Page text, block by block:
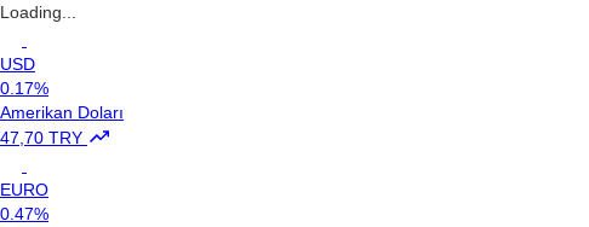
Loading...
USD
0.17%
Amerikan Doları
47,70 TRY
EURO
0.47%